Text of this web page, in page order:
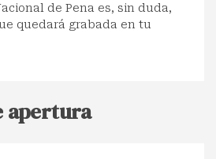
de Pena es, sin duda,
quedará grabada en tu
apertura